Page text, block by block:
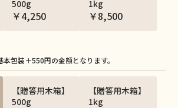
500g
￥4,250
1kg
￥8,500
包装＋550円の金額となります。
【贈答用木箱】
500g
【贈答用木箱】
1kg